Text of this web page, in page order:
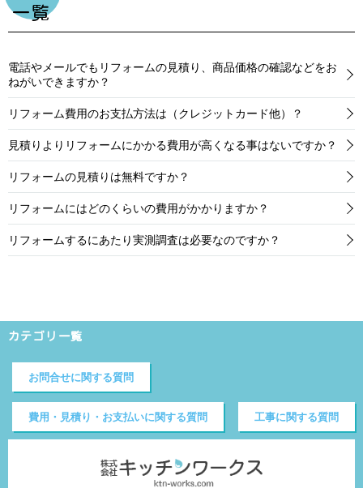
一覧
電話やメールでもリフォームの見積り、商品価格の確認などをお
ねがいできますか？
リフォーム費用のお支払方法は（クレジットカード他）？
見積りよりリフォームにかかる費用が高くなる事はないですか？
リフォームの見積りは無料ですか？
リフォームにはどのくらいの費用がかかりますか？
リフォームするにあたり実測調査は必要なのですか？
カテゴリ一覧
お問合せに関する質問
費用・見積り・お支払いに関する質問 工事に関する質問